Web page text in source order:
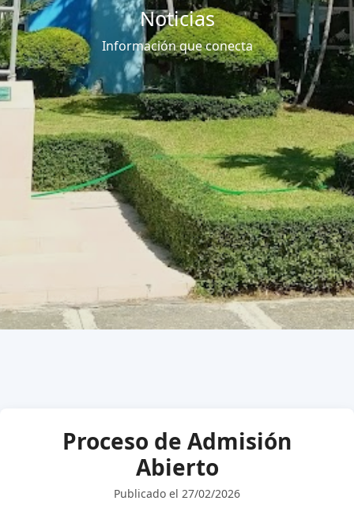
Noticias
Información que conecta
Proceso de Admisión
Abierto
Publicado el 27/02/2026